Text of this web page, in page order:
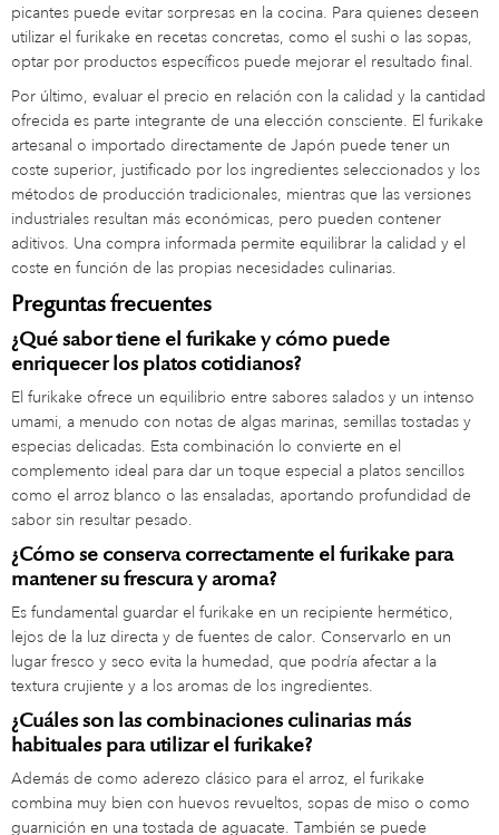
picantes puede evitar sorpresas en la cocina. Para quienes deseen
utilizar el furikake en recetas concretas, como el sushi o las sopas,
optar por productos específicos puede mejorar el resultado final.
Por último, evaluar el precio en relación con la calidad y la cantidad
ofrecida es parte integrante de una elección consciente. El furikake
artesanal o importado directamente de Japón puede tener un
coste superior, justificado por los ingredientes seleccionados y los
métodos de producción tradicionales, mientras que las versiones
industriales resultan más económicas, pero pueden contener
aditivos. Una compra informada permite equilibrar la calidad y el
coste en función de las propias necesidades culinarias.
Preguntas frecuentes
¿Qué sabor tiene el furikake y cómo puede
enriquecer los platos cotidianos?
El furikake ofrece un equilibrio entre sabores salados y un intenso
umami, a menudo con notas de algas marinas, semillas tostadas y
especias delicadas. Esta combinación lo convierte en el
complemento ideal para dar un toque especial a platos sencillos
como el arroz blanco o las ensaladas, aportando profundidad de
sabor sin resultar pesado.
¿Cómo se conserva correctamente el furikake para
mantener su frescura y aroma?
Es fundamental guardar el furikake en un recipiente hermético,
lejos de la luz directa y de fuentes de calor. Conservarlo en un
lugar fresco y seco evita la humedad, que podría afectar a la
textura crujiente y a los aromas de los ingredientes.
¿Cuáles son las combinaciones culinarias más
habituales para utilizar el furikake?
Además de como aderezo clásico para el arroz, el furikake
combina muy bien con huevos revueltos, sopas de miso o como
guarnición en una tostada de aguacate. También se puede